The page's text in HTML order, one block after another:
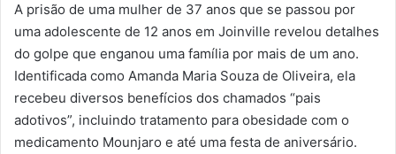
A prisão de uma mulher de 37 anos que se passou por
uma adolescente de 12 anos em Joinville revelou detalhes
do golpe que enganou uma família por mais de um ano.
Identificada como Amanda Maria Souza de Oliveira, ela
recebeu diversos benefícios dos chamados “pais
adotivos”, incluindo tratamento para obesidade com o
medicamento Mounjaro e até uma festa de aniversário.